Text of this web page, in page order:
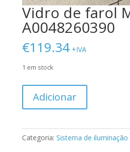
Vidro de farol
A0048260390
€119.34 +IVA
1 em stock
Vidro
farol
Adicionar
Categoria: Sistema de iluminação